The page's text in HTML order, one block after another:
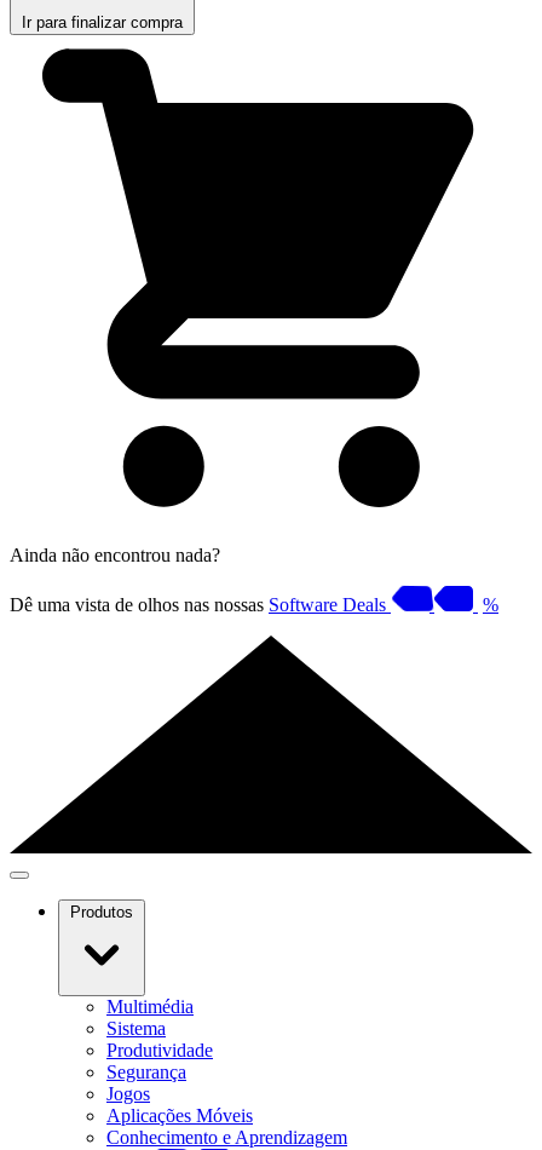
Ir para finalizar compra
Ainda não encontrou nada?
Dê uma vista de olhos nas nossas Software Deals %
Produtos
Multimédia
Sistema
Produtividade
Segurança
Jogos
Aplicações Móveis
Conhecimento e Aprendizagem